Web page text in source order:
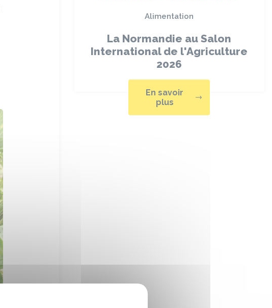
Alimentation
La Normandie au Salon
International de l'Agriculture
2026
En savoir
plus